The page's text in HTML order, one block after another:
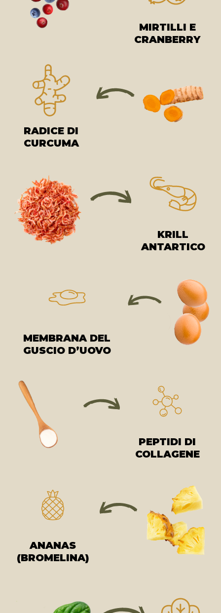
MIRTILLI E
CRANBERRY
RADICE DI
CURCUMA
KRILL
ANTARTICO
MEMBRANA DEL
GUSCIO D’UOVO
PEPTIDI DI
COLLAGENE
ANANAS
(BROMELINA)